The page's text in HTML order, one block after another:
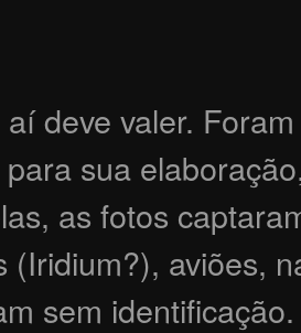
aí deve valer.
sua
as fotos
(Iridium?), aviões,
sem identificação.